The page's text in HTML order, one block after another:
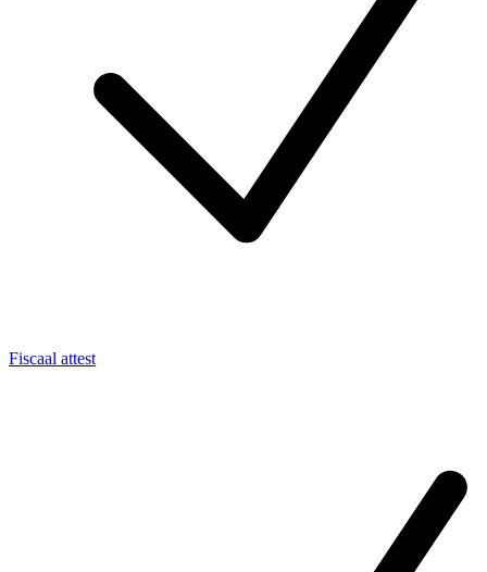
Fiscaal attest